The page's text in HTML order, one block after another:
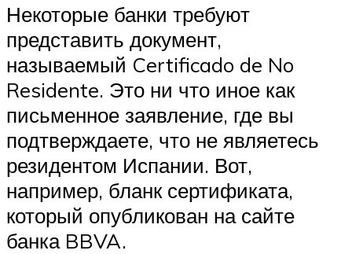
Некоторые банки требуют
представить документ,
называемый Certificado de No
Residente. Это ни что иное как
письменное заявление, где вы
подтверждаете, что не являетесь
резидентом Испании. Вот,
например, бланк сертификата,
который опубликован на сайте
банка BBVA.